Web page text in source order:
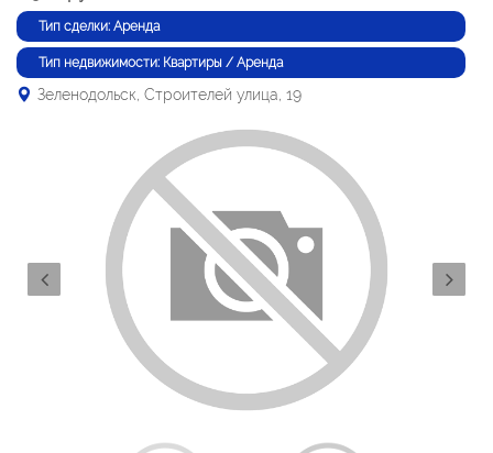
Тип сделки: Аренда
Тип недвижимости: Квартиры / Аренда
Зеленодольск, Строителей улица, 19